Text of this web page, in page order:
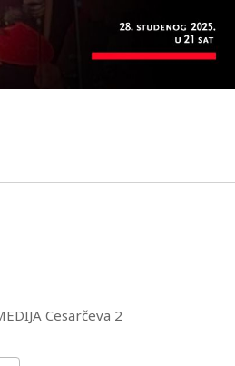
Cesarčeva 2